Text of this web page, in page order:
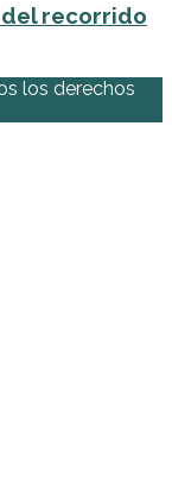
recorrido
los derechos